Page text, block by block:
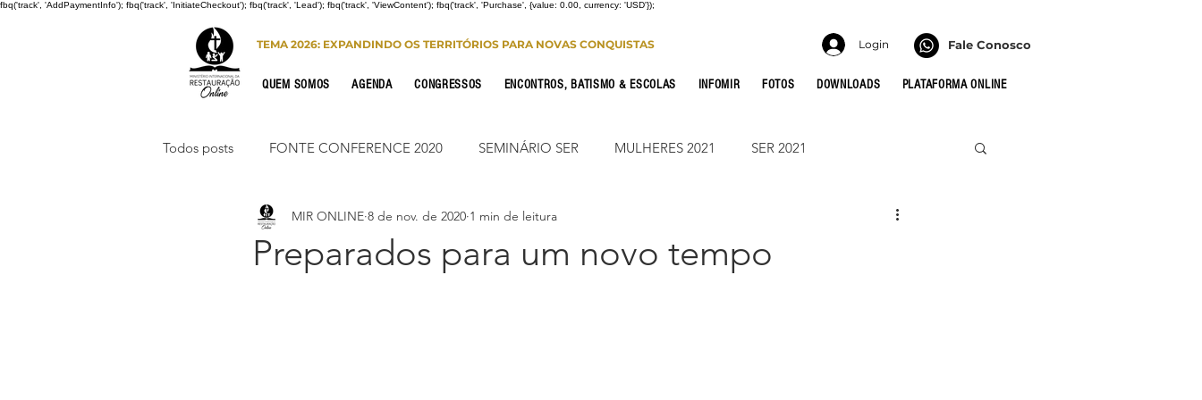
fbq('track', 'AddPaymentInfo'); fbq('track', 'InitiateCheckout'); fbq('track', 'Lead'); fbq('track', 'ViewContent'); fbq('track', 'Purchase', {value: 0.00, currency: 'USD'});
TEMA 2026: EXPANDINDO OS TERRITÓRIOS PARA NOVAS CONQUISTAS Fale Conosco
QUEM SOMOS AGENDA CONGRESSOS ENCONTROS, BATISMO & ESCOLAS INFOMIR FOTOS DOWNLOADS PLATAFORMA ONLINE
Login
Todos posts FONTE CONFERENCE 2020 SEMINÁRIO SER MULHERES 2021 SER 2021
CONGRESSO DE HOMENS FONTE CONFERENCE HONRA
Preparados para um novo tempo
MIR ONLINE 8 de nov. de 2020 1 min de leitura